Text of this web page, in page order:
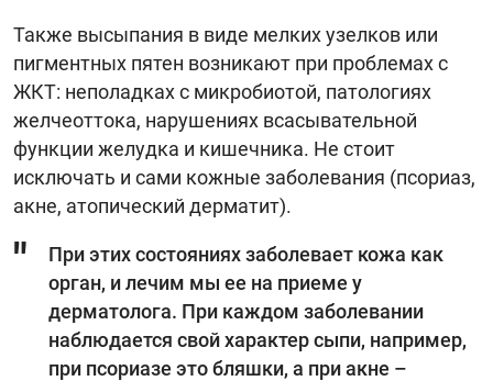
Также высыпания в виде мелких узелков или
пигментных пятен возникают при проблемах с
ЖКТ: неполадках с микробиотой, патологиях
желчеоттока, нарушениях всасывательной
функции желудка и кишечника. Не стоит
исключать и сами кожные заболевания (псориаз,
акне, атопический дерматит).
При этих состояниях заболевает кожа как
орган, и лечим мы ее на приеме у
дерматолога. При каждом заболевании
наблюдается свой характер сыпи, например,
при псориазе это бляшки, а при акне –